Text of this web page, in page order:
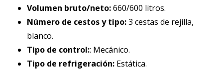
Volumen bruto/neto:660/600 litros.
Número de cestos y tipo:3 cestas de rejilla,
blanco.
Tipo de control:: Mecánico.
Tipo de refrigeración: Estática.